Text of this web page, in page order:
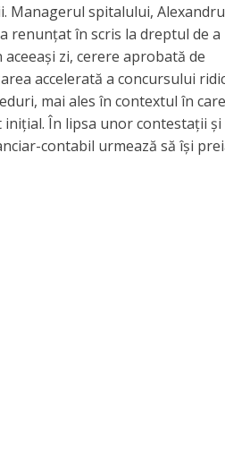
Managerul spitalului, Alexandru
renunțat în scris la dreptul de a
zi, cerere aprobată de
accelerată a concursului
mai ales în contextul în care
În lipsa unor contestații și
contabil urmează să își